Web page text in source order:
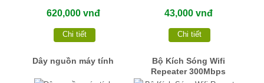
620,000 vnđ
Chi tiết
43,000 vnđ
Chi tiết
Dây nguồn máy tính
Bộ Kích Sóng Wifi
Repeater 300Mbps